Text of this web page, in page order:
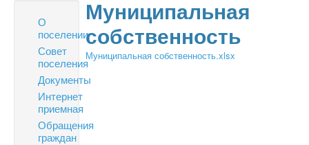
О
поселении
Совет
поселения
Документы
Интернет
приемная
Обращения
граждан
Муниципальная
собственность
Муниципальная собственность.xlsx